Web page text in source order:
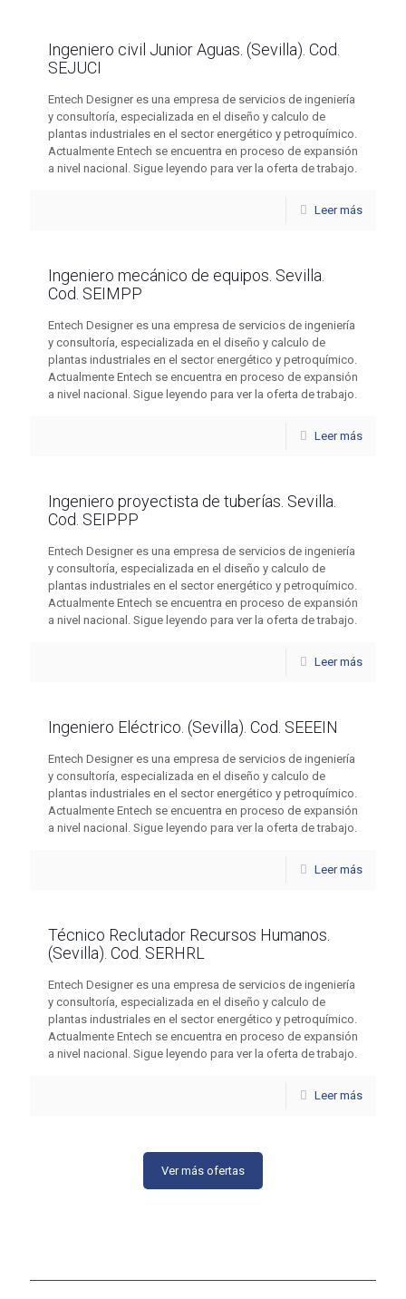
Ingeniero civil Junior Aguas. (Sevilla). Cod.
SEJUCI
Entech Designer es una empresa de servicios de ingeniería
y consultoría, especializada en el diseño y calculo de
plantas industriales en el sector energético y petroquímico.
Actualmente Entech se encuentra en proceso de expansión
a nivel nacional. Sigue leyendo para ver la oferta de trabajo.
Leer más
Ingeniero mecánico de equipos. Sevilla.
Cod. SEIMPP
Entech Designer es una empresa de servicios de ingeniería
y consultoría, especializada en el diseño y calculo de
plantas industriales en el sector energético y petroquímico.
Actualmente Entech se encuentra en proceso de expansión
a nivel nacional. Sigue leyendo para ver la oferta de trabajo.
Leer más
Ingeniero proyectista de tuberías. Sevilla.
Cod. SEIPPP
Entech Designer es una empresa de servicios de ingeniería
y consultoría, especializada en el diseño y calculo de
plantas industriales en el sector energético y petroquímico.
Actualmente Entech se encuentra en proceso de expansión
a nivel nacional. Sigue leyendo para ver la oferta de trabajo.
Leer más
Ingeniero Eléctrico. (Sevilla). Cod. SEEEIN
Entech Designer es una empresa de servicios de ingeniería
y consultoría, especializada en el diseño y calculo de
plantas industriales en el sector energético y petroquímico.
Actualmente Entech se encuentra en proceso de expansión
a nivel nacional. Sigue leyendo para ver la oferta de trabajo.
Leer más
Técnico Reclutador Recursos Humanos.
(Sevilla). Cod. SERHRL
Entech Designer es una empresa de servicios de ingeniería
y consultoría, especializada en el diseño y calculo de
plantas industriales en el sector energético y petroquímico.
Actualmente Entech se encuentra en proceso de expansión
a nivel nacional. Sigue leyendo para ver la oferta de trabajo.
Leer más
Ver más ofertas